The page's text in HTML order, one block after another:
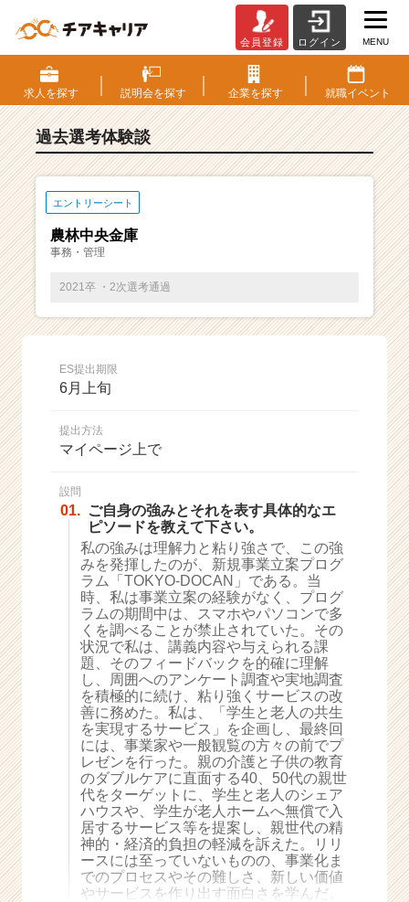
S・
選
考
験
チ
ー・
成
ス
ト
が
届
く
就
活
サ
イ
ト
チ
ア
キ
ャ
リ
ア
（C
h
e
e
r
C
会員登録 ログイン MENU
求人を探す 説明会を探す 企業を探す 就職イベント
過去選考体験談
エントリーシート
農林中央金庫
事務・管理
2021卒 ・2次選考通過
ES提出期限
6月上旬
提出方法
マイページ上で
設問
01. ご自身の強みとそれを表す具体的なエ
ピソードを教えて下さい。
私の強みは理解力と粘り強さで、この強
みを発揮したのが、新規事業立案プログ
ラム「TOKYO-DOCAN」である。当
時、私は事業立案の経験がなく、プログ
ラムの期間中は、スマホやパソコンで多
くを調べることが禁止されていた。その
状況で私は、講義内容や与えられる課
題、そのフィードバックを的確に理解
し、周囲へのアンケート調査や実地調査
を積極的に続け、粘り強くサービスの改
善に務めた。私は、「学生と老人の共生
を実現するサービス」を企画し、最終回
には、事業家や一般観覧の方々の前でプ
レゼンを行った。親の介護と子供の教育
のダブルケアに直面する40、50代の親世
代をターゲットに、学生と老人のシェア
ハウスや、学生が老人ホームへ無償で入
居するサービス等を提案し、親世代の精
神的・経済的負担の軽減を訴えた。リリ
ースには至っていないものの、事業化ま
でのプロセスやその難しさ、新しい価値
やサービスを作り出す面白さを学んだ。